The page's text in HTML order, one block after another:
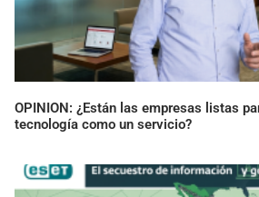
OPINION: ¿Están las empresas listas
tecnología como un servicio?